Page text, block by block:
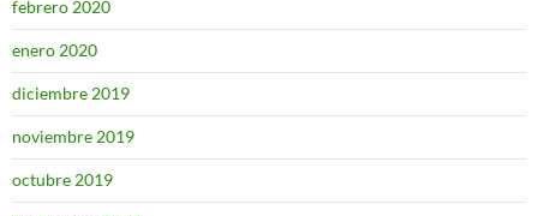
febrero 2020
enero 2020
diciembre 2019
noviembre 2019
octubre 2019